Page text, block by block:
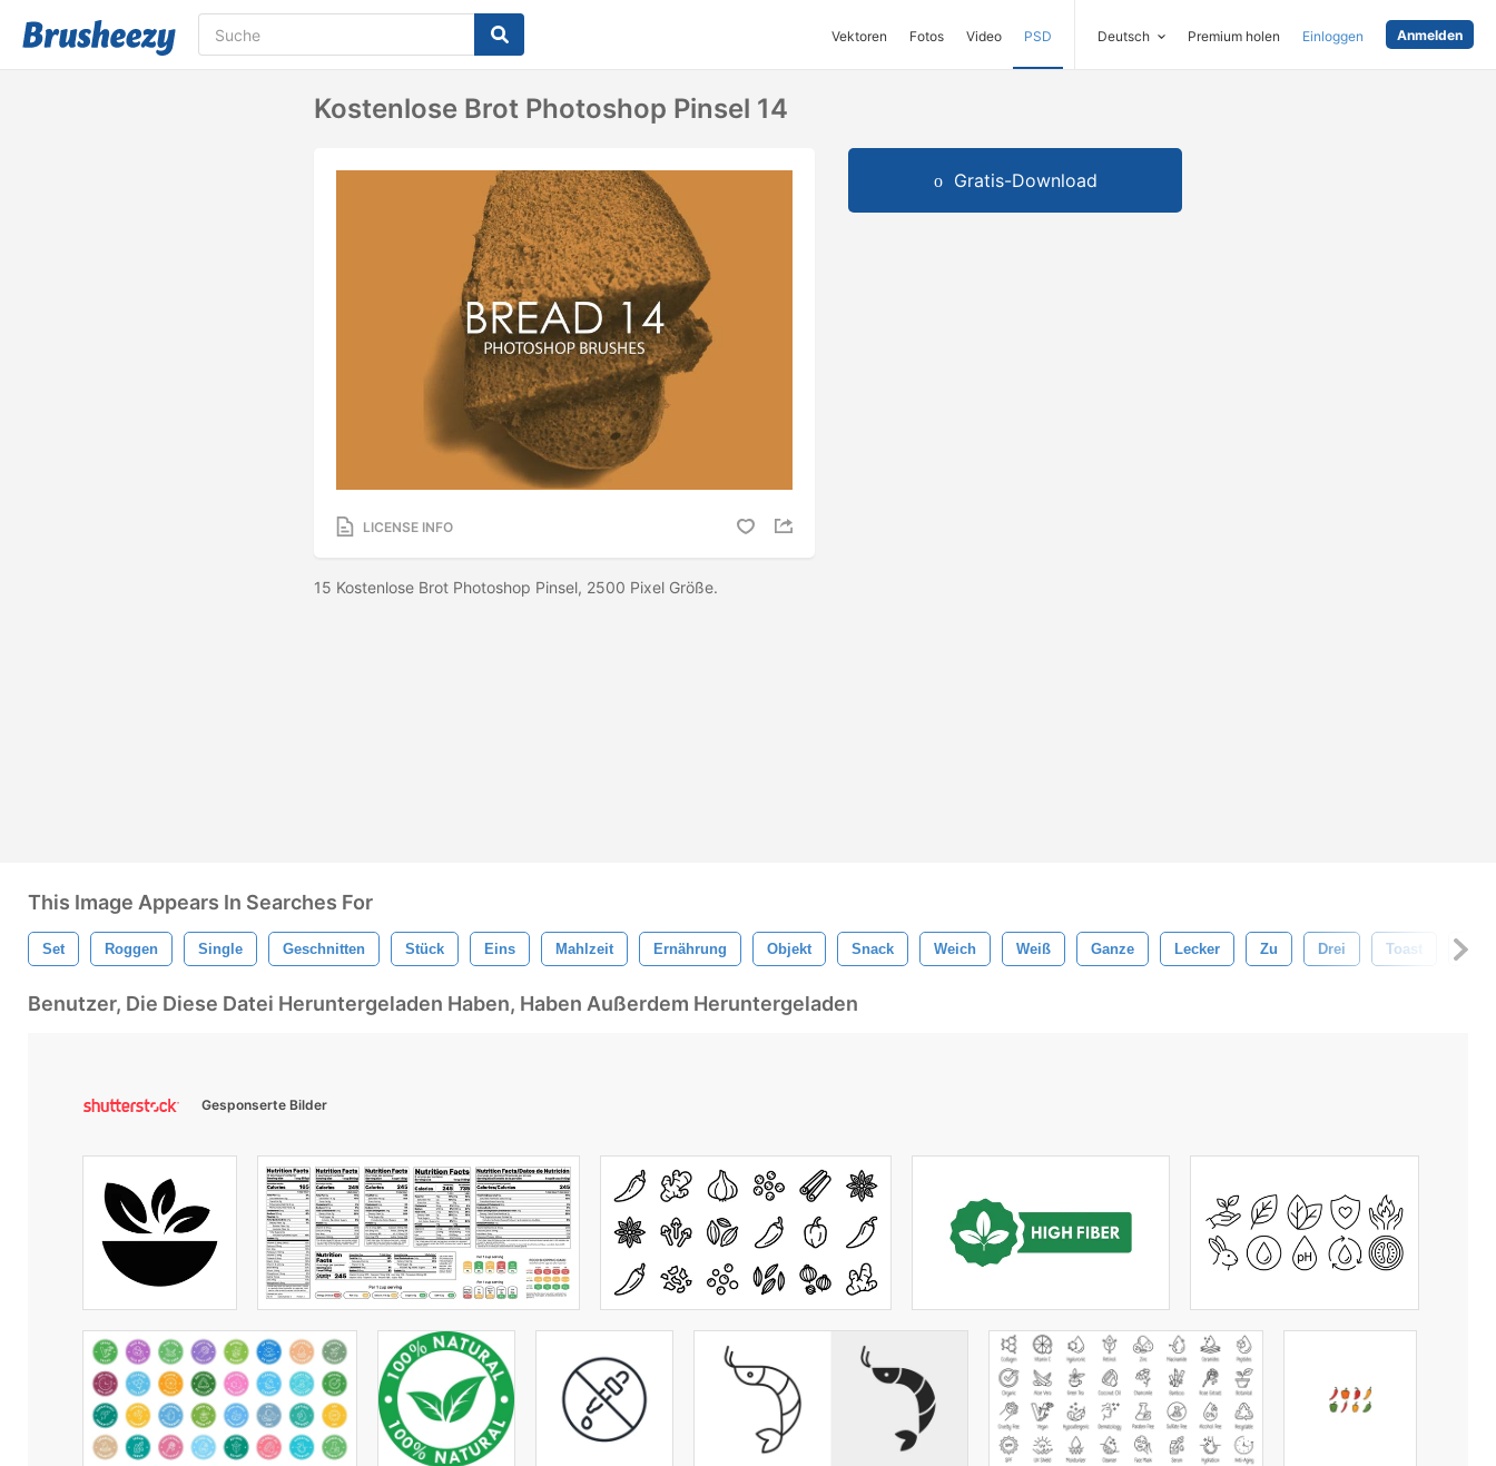
Vektoren Fotos Video PSD Deutsch Premium holen Einloggen Anmelden
Kostenlose Brot Photoshop Pinsel 14
LICENSE INFO
15 Kostenlose Brot Photoshop Pinsel, 2500 Pixel Größe.
Gratis-Download
This Image Appears In Searches For
Set Roggen Single Geschnitten Stück Eins Mahlzeit Ernährung Objekt Snack Weich Weiß Ganze Lecker Zu Drei Toast
Benutzer, Die Diese Datei Heruntergeladen Haben, Haben Außerdem Heruntergeladen
Gesponserte Bilder